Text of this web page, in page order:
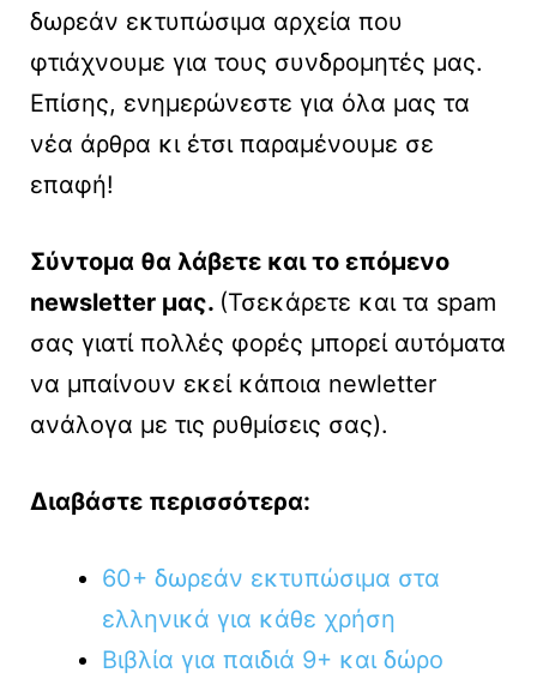
δωρεάν εκτυπώσιμα αρχεία που
φτιάχνουμε για τους συνδρομητές μας.
Επίσης, ενημερώνεστε για όλα μας τα
νέα άρθρα κι έτσι παραμένουμε σε
επαφή!
Σύντομα θα λάβετε και το επόμενο
newsletter μας. (Τσεκάρετε και τα spam
σας γιατί πολλές φορές μπορεί αυτόματα
να μπαίνουν εκεί κάποια newletter
ανάλογα με τις ρυθμίσεις σας).
Διαβάστε περισσότερα:
60+ δωρεάν εκτυπώσιμα στα
ελληνικά για κάθε χρήση
Βιβλία για παιδιά 9+ και δώρο